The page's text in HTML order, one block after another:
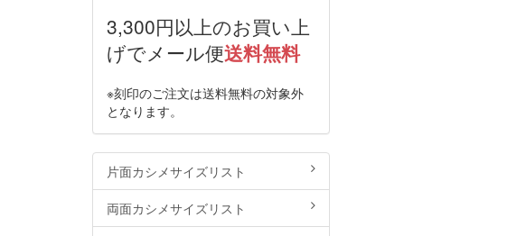
3,300円以上のお買い上
げでメール便送料無料
※刻印のご注文は送料無料の対象外
となります。
片面カシメサイズリスト
両面カシメサイズリスト